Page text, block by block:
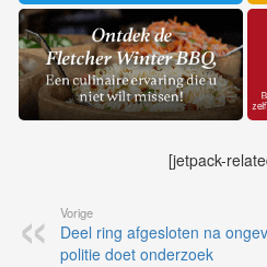
[jetpack-
Vorige
Deel ring afgesloten na
politie doet onderzoek